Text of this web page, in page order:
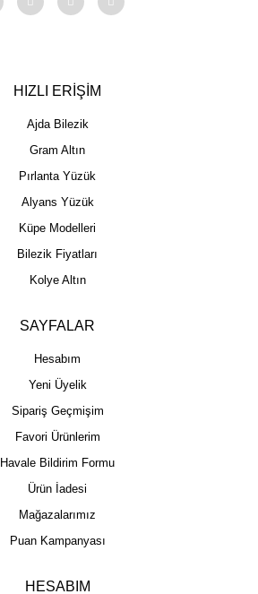
HIZLI ERİŞİM
Ajda Bilezik
Gram Altın
Pırlanta Yüzük
Alyans Yüzük
Küpe Modelleri
Bilezik Fiyatları
Kolye Altın
SAYFALAR
Hesabım
Yeni Üyelik
Sipariş Geçmişim
Favori Ürünlerim
Havale Bildirim Formu
Ürün İadesi
Mağazalarımız
Puan Kampanyası
HESABIM